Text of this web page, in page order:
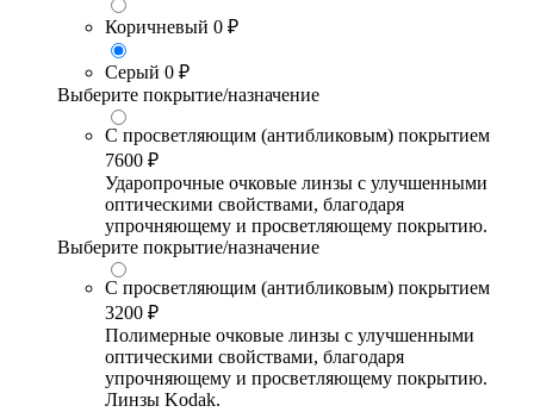
Коричневый 0 ₽
Серый 0 ₽
Выберите покрытие/назначение
С просветляющим (антибликовым) покрытием
7600 ₽
Ударопрочные очковые линзы с улучшенными
оптическими свойствами, благодаря
упрочняющему и просветляющему покрытию.
Выберите покрытие/назначение
С просветляющим (антибликовым) покрытием
3200 ₽
Полимерные очковые линзы с улучшенными
оптическими свойствами, благодаря
упрочняющему и просветляющему покрытию.
Линзы Kodak.